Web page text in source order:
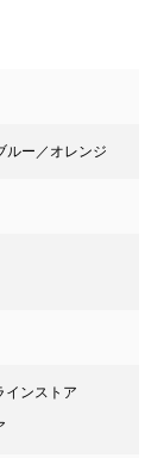
ルー／オレンジ
インストア